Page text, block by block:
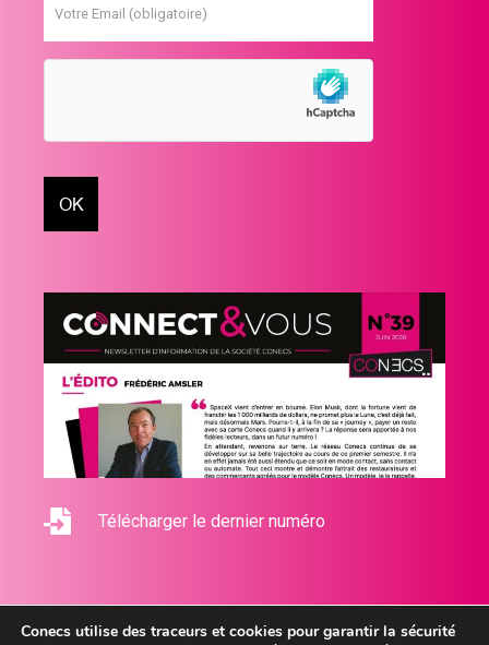
Votre Email (obligatoire)
Télécharger le dernier numéro
Conecs utilise des traceurs et cookies pour garantir la sécurité